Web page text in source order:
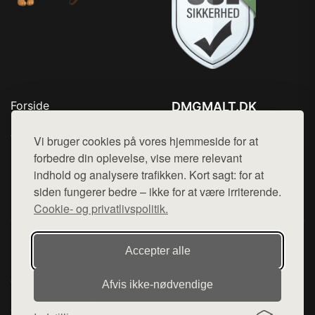
Vi bruger cookies på vores hjemmeside for at
forbedre din oplevelse, vise mere relevant
indhold og analysere trafikken. Kort sagt: for at
siden fungerer bedre – ikke for at være irriterende.
Cookie- og privatlivspolitik.
Accepter alle
Afvis ikke‑nødvendige
Forside
Top Rabatter
Blog
Kontakt
DMGMALT.DK
Mail: hej@want.dk
Cookie- og privatlivspolitik
Denne side er en del af want.dk, der udgiver en række
hjemmesider med præsentation af forskellige produkter fra
diverse webshops. Der sælges ikke varer fra denne side - vi
henviser til de shops, som sælger varen. Vi har heller ikke
varerne på lager.